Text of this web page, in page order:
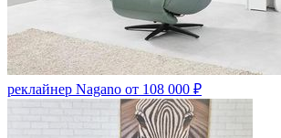
реклайнер Nagano от 108 000 ₽